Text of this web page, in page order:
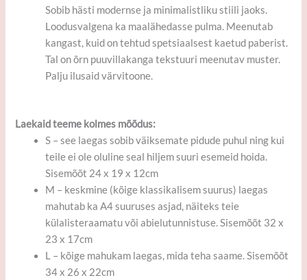
Sobib hästi modernse ja minimalistliku stiili jaoks.
Loodusvalgena ka maalähedasse pulma. Meenutab
kangast, kuid on tehtud spetsiaalsest kaetud paberist.
Tal on õrn puuvillakanga tekstuuri meenutav muster.
Palju ilusaid värvitoone.
Laekaid teeme kolmes mõõdus:
S – see laegas sobib väiksemate pidude puhul ning kui
teile ei ole oluline seal hiljem suuri esemeid hoida.
Sisemõõt 24 x 19 x 12cm
M – keskmine (kõige klassikalisem suurus) laegas
mahutab ka A4 suuruses asjad, näiteks teie
külalisteraamatu või abielutunnistuse. Sisemõõt 32 x
23 x 17cm
L – kõige mahukam laegas, mida teha saame. Sisemõõt
34 x 26 x 22cm